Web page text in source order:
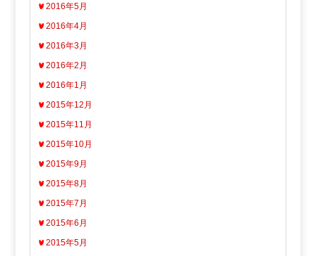
2016年5月
2016年4月
2016年3月
2016年2月
2016年1月
2015年12月
2015年11月
2015年10月
2015年9月
2015年8月
2015年7月
2015年6月
2015年5月